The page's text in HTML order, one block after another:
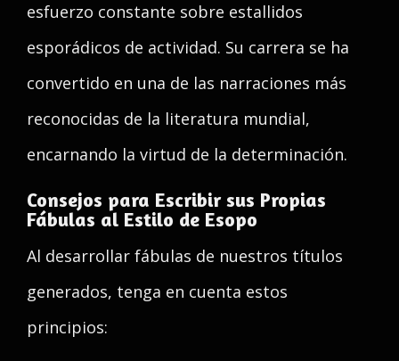
esfuerzo constante sobre estallidos
esporádicos de actividad. Su carrera se ha
convertido en una de las narraciones más
reconocidas de la literatura mundial,
encarnando la virtud de la determinación.
Consejos para Escribir sus Propias
Fábulas al Estilo de Esopo
Al desarrollar fábulas de nuestros títulos
generados, tenga en cuenta estos
principios: